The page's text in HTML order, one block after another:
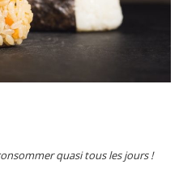
quasi tous les jours !